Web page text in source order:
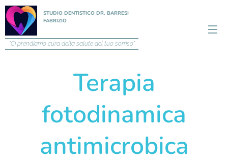
STUDIO DENTISTICO DR. BARRESI
FABRIZIO
"Ci prendiamo cura della salute del tuo sorriso"
Terapia
fotodinamica
antimicrobica